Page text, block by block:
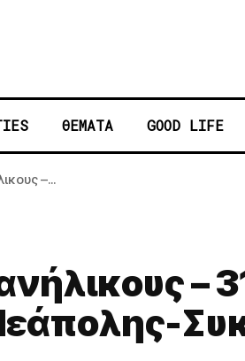
ΘΕΜΑΤΑ GOOD LIFE
–...
–